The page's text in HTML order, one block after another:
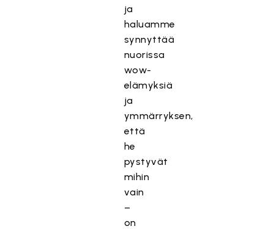
ja
haluamme
synnyttää
nuorissa
wow-
elämyksiä
ja
ymmärryksen,
että
he
pystyvät
mihin
vain
–
on